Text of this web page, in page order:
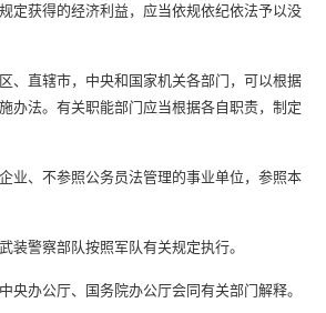
获得的经济利益，应当依规依纪依法予以没
直辖市，中央和国家机关各部门，可以根据
办法。有关职能部门应当根据各自职责，制定
、不参照公务员法管理的事业单位，参照本
警察部队按照军队有关规定执行。
办公厅、国务院办公厅会同有关部门解释。